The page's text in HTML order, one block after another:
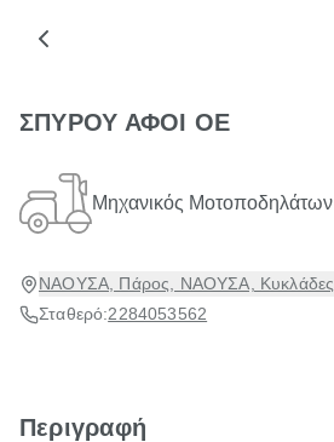
ΣΠΥΡΟΥ ΑΦΟΙ ΟΕ
Μηχανικός Μοτοποδηλάτων
ΝΑΟΥΣΑ, Πάρος, ΝΑΟΥΣΑ,
Σταθερό:2284053562
Περιγραφή